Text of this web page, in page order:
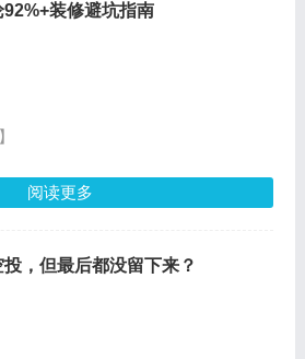
装修避坑指南
阅读更多
，但最后都没留下来？